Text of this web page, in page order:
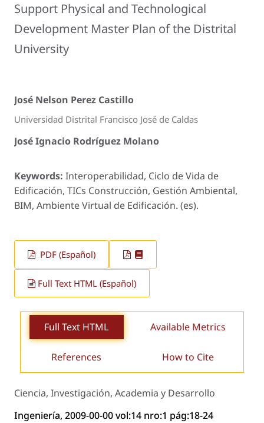
Support Physical and Technological
Development Master Plan of the Distrital
University
José Nelson Perez Castillo
Universidad Distrital Francisco José de Caldas
José Ignacio Rodríguez Molano
Keywords: Interoperabilidad, Ciclo de Vida de
Edificación, TICs Construcción, Gestión Ambiental,
BIM, Ambiente Virtual de Edificación. (es).
PDF (Español)
Full Text HTML (Español)
Full Text HTML Available Metrics
References How to Cite
Ciencia, Investigación, Academia y Desarrollo
Ingeniería, 2009-00-00 vol:14 nro:1 pág:18-24